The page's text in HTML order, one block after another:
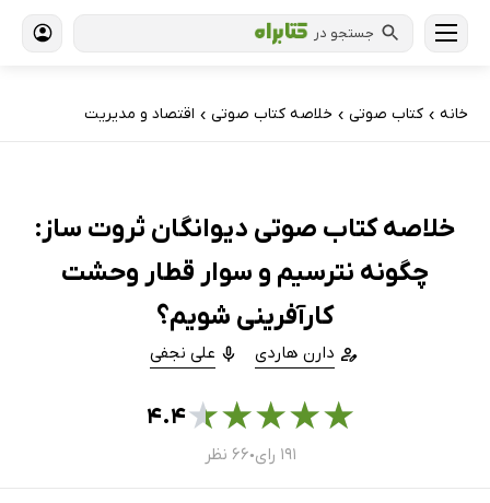
جستجو در
خانه › کتاب‌ صوتی › خلاصه کتاب صوتی › اقتصاد و مدیریت
خلاصه کتاب صوتی دیوانگان ثروت ساز:
چگونه نترسیم و سوار قطار وحشت
کارآفرینی شویم؟
دارن هاردی علی نجفی
★
★
★
★
★۴.۴
۱۹۱ رای ● ۶۶ نظر